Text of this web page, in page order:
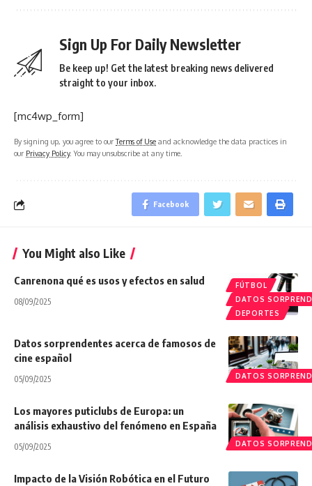
Sign Up For Daily Newsletter
Be keep up! Get the latest breaking news delivered
straight to your inbox.
[mc4wp_form]
By signing up, you agree to ourTerms of Use and acknowledge the data practices in
our Privacy Policy. You may unsubscribe at any time.
Facebook
You Might also Like
FÚTBOL
DATOS
DEPORTES
Canrenona qué es usos y efectos en salud
08/09/2025
DATOS
Datos sorprendentes acerca de famosos de
cine español
05/09/2025
DATOS
Los mayores puticlubs de Europa: un
análisis exhaustivo del fenómeno en España
05/09/2025
Impacto de la Visión Robótica en el Futuro